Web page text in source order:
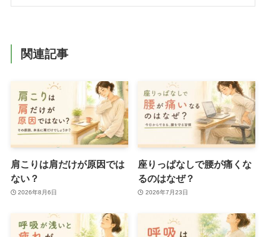
関連記事
肩こりは肩だけが原因では
ない？
2026年8月6日
座りっぱなしで腰が痛くな
るのはなぜ？
2026年7月23日